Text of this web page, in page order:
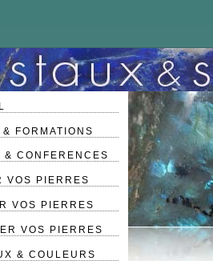
& FORMATIONS
& CONFERENCES
VOS PIERRES
VOS PIERRES
VOS PIERRES
& COULEURS